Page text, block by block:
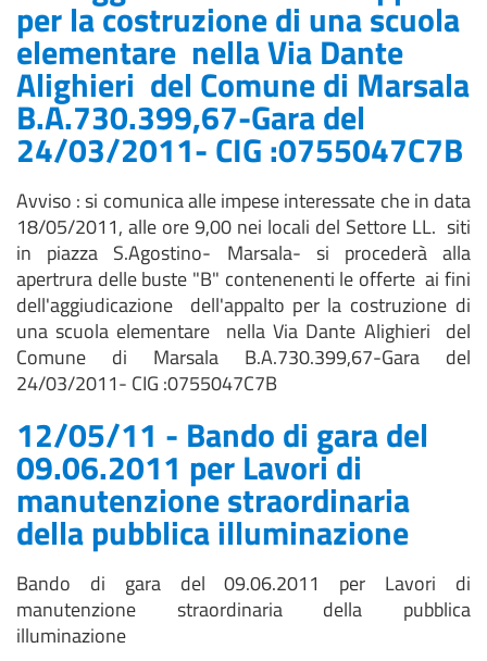
per la costruzione di una scuola
elementare nella Via Dante
Alighieri del Comune di Marsala
B.A.730.399,67-Gara del
24/03/2011- CIG :0755047C7B
Avviso : si comunica alle impese interessate che in data
18/05/2011, alle ore 9,00 nei locali del Settore LL. siti
in piazza S.Agostino- Marsala- si procederà alla
apertrura delle buste "B" contenenenti le offerte ai fini
dell'aggiudicazione dell'appalto per la costruzione di
una scuola elementare nella Via Dante Alighieri del
Comune di Marsala B.A.730.399,67-Gara del
24/03/2011- CIG :0755047C7B
12/05/11 - Bando di gara del
09.06.2011 per Lavori di
manutenzione straordinaria
della pubblica illuminazione
Bando di gara del 09.06.2011 per Lavori di
manutenzione straordinaria della pubblica
illuminazione